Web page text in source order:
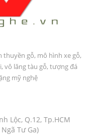
thuyền gỗ, mô hình xe gỗ,
vô lăng tàu gỗ, tượng đá
mỹ nghệ
Lộc, Q.12, Tp.HCM
Tư Ga)